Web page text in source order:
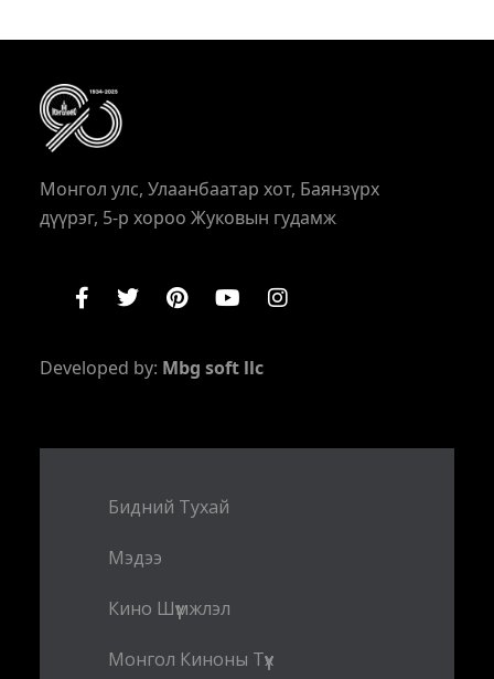
Монгол улс, Улаанбаатар хот, Баянзүрх
дүүрэг, 5-р хороо Жуковын гудамж
Developed by: Mbg soft llc
Бидний Тухай
Мэдээ
Кино Шүүмжлэл
Монгол Киноны Түүх